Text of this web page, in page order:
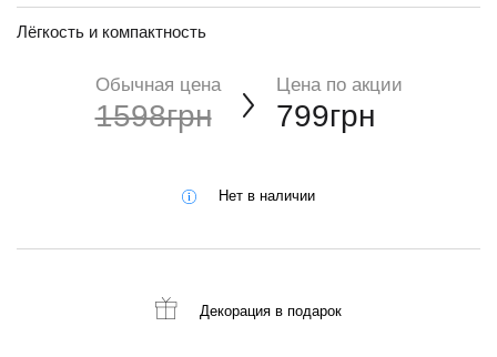
Лёгкость и компактность
Обычная цена
1598грн
Цена по акции
799грн
Нет в наличии
Декорация в подарок